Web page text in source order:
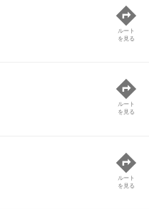
ルート
を見る
ルート
を見る
ルート
を見る